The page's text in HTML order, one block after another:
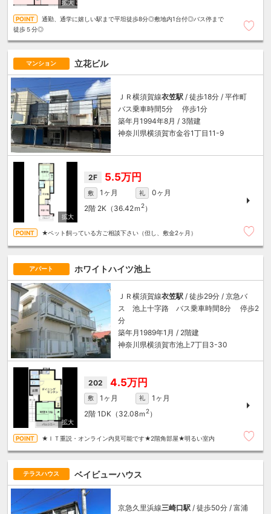
通勤、通学に嬉しい駅まで平坦徒歩8分◎敷地内1台付◎バス停まで
徒歩５分◎
マンション 立花ビル
ＪＲ横須賀線衣笠駅 / 徒歩18分 / 平作町
バス乗車時間5分 停歩1分
築年月1994年8月 / 3階建
神奈川県横須賀市金谷1丁目11-9
2F 5.5万円
敷 1ヶ月 礼
0ヶ月
2階 2K（36.42ｍ 2）
★ペット飼っている方ご相談下さい（但し、敷金2ヶ月）
アパート ホワイトハイツ池上
ＪＲ横須賀線衣笠駅 / 徒歩29分 / 京急バ
ス 池上十字路 バス乗車時間8分 停歩2
分
築年月1989年1月 / 2階建
神奈川県横須賀市池上7丁目3-30
202 4.5万円
敷 1ヶ月 礼
1ヶ月
2階 1DK（32.08ｍ 2）
★ＩＴ重説・オンライン内見可能です★2階角部屋★明るい室内
テラスハウス ベイビューハウス
京急久里浜線三崎口駅 / 徒歩50分 / 富浦